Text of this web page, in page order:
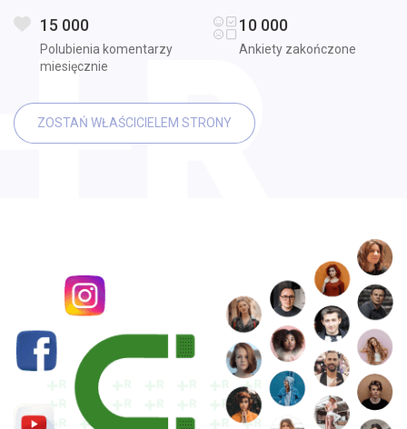
15 000
Polubienia komentarzy
miesięcznie
10 000
Ankiety zakończone
ZOSTAŃ WŁAŚCICIELEM STRONY